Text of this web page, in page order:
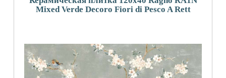
Mixed Verde Decoro Fiori di Pesco A Rett